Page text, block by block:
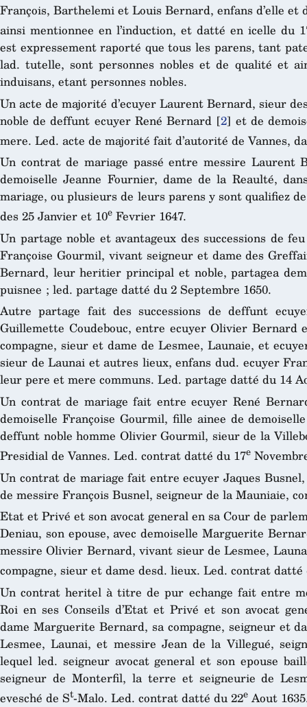
François, Barthelemi et Louis Bernard, enfans d’elle
ainsi mentionnee en l’induction, et datté en icelle du
est expressement raporté que tous les parens, tant
lad. tutelle, sont personnes nobles et de qualité et
induisans, etant personnes nobles.
Un acte de majorité d’ecuyer Laurent Bernard, sieur
noble de deffunt ecuyer René Bernard [2] et de
mere. Led. acte de majorité fait d’autorité de Vannes,
Un contrat de mariage passé entre messire Laurent
demoiselle Jeanne Fournier, dame de la Reaulté,
mariage, ou plusieurs de leurs parens y sont qualifiez
des 25 Janvier et 10e Fevrier 1647.
Un partage noble et avantageux des successions de
Françoise Gourmil, vivant seigneur et dame des
Bernard, leur heritier principal et noble, partagea
puisnee ; led. partage datté du 2 Septembre 1650.
Autre partage fait des successions de deffunt
Guillemette Coudebouc, entre ecuyer Olivier Bernard
compagne, sieur et dame de Lesmee, Launaie, et
sieur de Launai et autres lieux, enfans dud. ecuyer
leur pere et mere communs. Led. partage datté du 14
Un contrat de mariage fait entre ecuyer René
demoiselle Françoise Gourmil, fille ainee de
deffunt noble homme Olivier Gourmil, sieur de la
Presidial de Vannes. Led. contrat datté du 17e
Un contrat de mariage fait entre ecuyer Jaques
de messire François Busnel, seigneur de la Mauniaie,
Etat et Privé et son avocat general en sa Cour de
Deniau, son epouse, avec demoiselle Marguerite
messire Olivier Bernard, vivant sieur de Lesmee,
compagne, sieur et dame desd. lieux. Led. contrat datté
Un contrat heritel à titre de pur echange fait entre
Roi en ses Conseils d’Etat et Privé et son avocat
dame Marguerite Bernard, sa compagne, seigneur et
Lesmee, Launai, et messire Jean de la Villegué,
lequel led. seigneur avocat general et son epouse
seigneur de Monterfil, la terre et seigneurie de
evesché de St-Malo. Led. contrat datté du 22eAout